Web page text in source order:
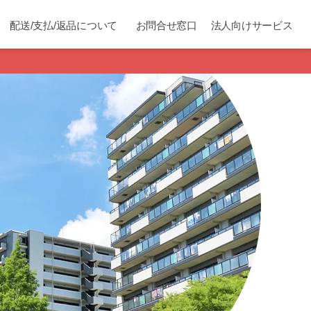
配送/支払/返品について お問合せ窓口 法人向けサービス